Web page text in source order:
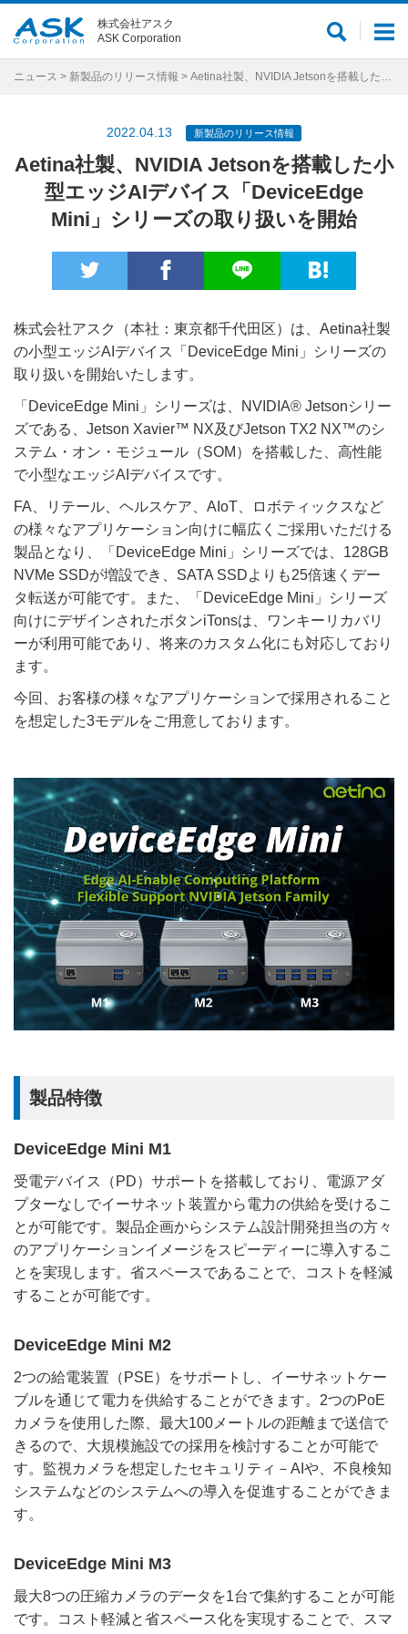
メ
ュ
サ
ト
株式会社アスク
ASK Corporation
ニュース > 新製品のリリース情報 > Aetina社製、NVIDIA Jetsonを搭載した小型エッジAIデバイス「DeviceEdge Mini」シリーズの取り扱いを開始
2022.04.13 新製品のリリース情報
Aetina社製、NVIDIA Jetsonを搭載した小
型エッジAIデバイス「DeviceEdge
Mini」シリーズの取り扱いを開始
株式会社アスク（本社：東京都千代田区）は、Aetina社製
の小型エッジAIデバイス「DeviceEdge Mini」シリーズの
取り扱いを開始いたします。
「DeviceEdge Mini」シリーズは、NVIDIA® Jetsonシリー
ズである、Jetson Xavier™ NX及びJetson TX2 NX™のシ
ステム・オン・モジュール（SOM）を搭載した、高性能
で小型なエッジAIデバイスです。
FA、リテール、ヘルスケア、AIoT、ロボティックスなど
の様々なアプリケーション向けに幅広くご採用いただける
製品となり、「DeviceEdge Mini」シリーズでは、128GB
NVMe SSDが増設でき、SATA SSDよりも25倍速くデー
タ転送が可能です。また、「DeviceEdge Mini」シリーズ
向けにデザインされたボタンiTonsは、ワンキーリカバリ
ーが利用可能であり、将来のカスタム化にも対応しており
ます。
今回、お客様の様々なアプリケーションで採用されること
を想定した3モデルをご用意しております。
製品特徴
DeviceEdge Mini M1
受電デバイス（PD）サポートを搭載しており、電源アダ
プターなしでイーサネット装置から電力の供給を受けるこ
とが可能です。製品企画からシステム設計開発担当の方々
のアプリケーションイメージをスピーディーに導入するこ
とを実現します。省スペースであることで、コストを軽減
することが可能です。
DeviceEdge Mini M2
2つの給電装置（PSE）をサポートし、イーサネットケー
ブルを通じて電力を供給することができます。2つのPoE
カメラを使用した際、最大100メートルの距離まで送信で
きるので、大規模施設での採用を検討することが可能で
す。監視カメラを想定したセキュリティ－AIや、不良検知
システムなどのシステムへの導入を促進することができま
す。
DeviceEdge Mini M3
最大8つの圧縮カメラのデータを1台で集約することが可能
です。コスト軽減と省スペース化を実現することで、スマ